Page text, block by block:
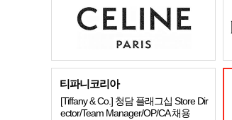
티파니코리아
[Tiffany & Co.] 청담 플래그십 Store Dir
ector/Team Manager/OP/CA 채용